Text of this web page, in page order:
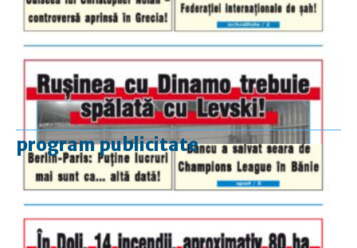
program publicitate
luni-vineri
9.00 - 17.00
duminică
9.00 - 12.00